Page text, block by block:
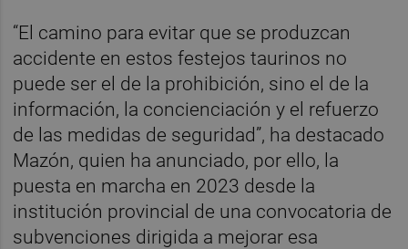
“El camino para evitar que se produzcan
accidente en estos festejos taurinos no
puede ser el de la prohibición, sino el de la
información, la concienciación y el refuerzo
de las medidas de seguridad”, ha destacado
Mazón, quien ha anunciado, por ello, la
puesta en marcha en 2023 desde la
institución provincial de una convocatoria de
subvenciones dirigida a mejorar esa